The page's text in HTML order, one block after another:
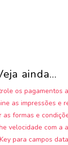
ainda...
os pagamentos
as impressões e
as formas e
velocidade com a
para campos data